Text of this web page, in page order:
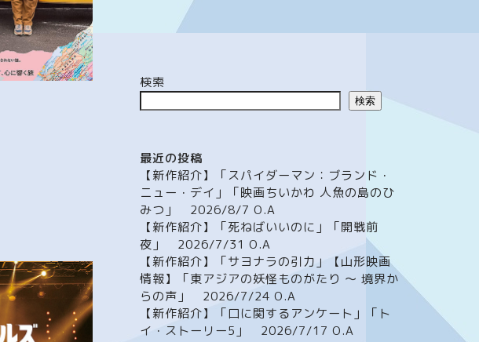
検索
検索
最近の投稿
【新作紹介】「スパイダーマン：ブランド・
ニュー・デイ」「映画ちいかわ 人魚の島のひ
みつ」 2026/8/7 O.A
【新作紹介】「死ねばいいのに」「開戦前
夜」 2026/7/31 O.A
【新作紹介】「サヨナラの引力」【山形映画
情報】「東アジアの妖怪ものがたり ～ 境界か
らの声」 2026/7/24 O.A
【新作紹介】「口に関するアンケート」「ト
イ・ストーリー5」 2026/7/17 O.A